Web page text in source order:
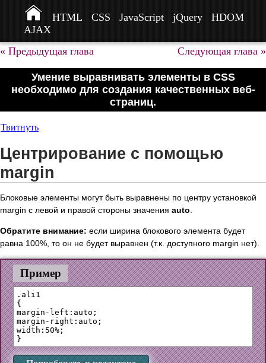
HTML CSS JavaScript jQuery
HDOM
AJAX
« Предыдущая глава
Следующая глава »
Умение выравнивать элементы в CSS
необходимо для создания качественных веб-
страниц.
Твитнуть
Центрирование с помощью
margin
Блоковые элементы могут быть выравнены по центру установкой
margin с левой и правой стороны значения auto
Обратите внимание: если ширина блокового элемента будет
равна 100%, то он не будет выравнен (т.к. доступного margin нет).
Пример
.ali1
{
margin-left:auto;
margin-right:auto;
width:50%;